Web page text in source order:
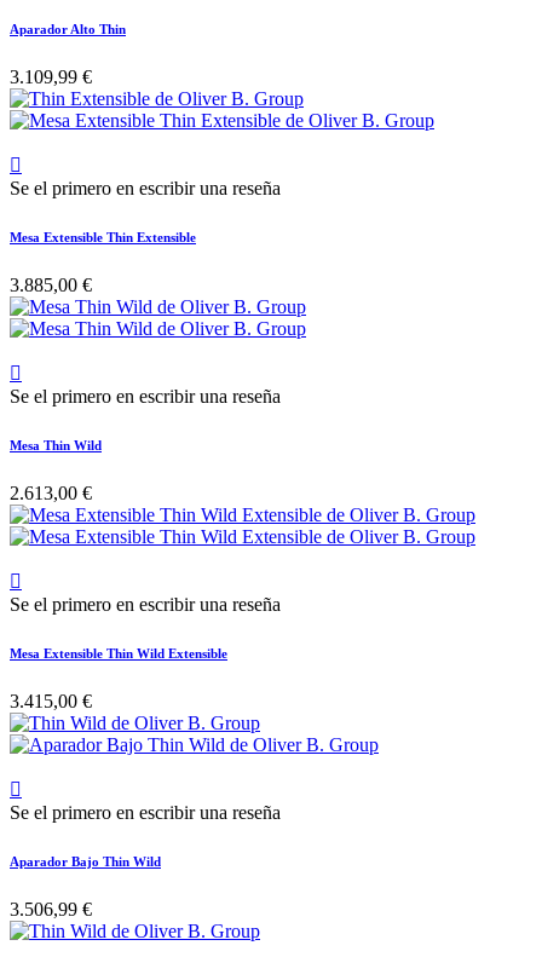
Aparador Alto Thin
3.109,99 €

Se el primero en escribir una reseña
Mesa Extensible Thin Extensible
3.885,00 €

Se el primero en escribir una reseña
Mesa Thin Wild
2.613,00 €

Se el primero en escribir una reseña
Mesa Extensible Thin Wild Extensible
3.415,00 €

Se el primero en escribir una reseña
Aparador Bajo Thin Wild
3.506,99 €